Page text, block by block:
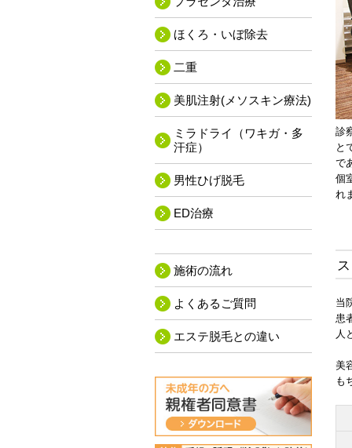
診
と
で
個
れ
当
患
人
美
も
ほくろ・いぼ除去
二重
美肌注射(メソスキン療法)
ミラドライ（ワキガ・多
汗症）
男性ひげ脱毛
ED治療
施術の流れ
よくあるご質問
エステ脱毛との違い